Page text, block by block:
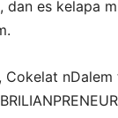
dan es kelapa
Cokelat